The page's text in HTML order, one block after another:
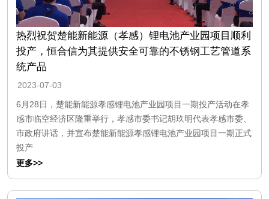
热烈祝贺楚能新能源（孝感）锂电池产业园项目顺利
投产，恒合信为其提供安全可靠的不锈钢工艺管道系
统产品
2023-07-03
6月28日，楚能新能源孝感锂电池产业园项目一期投产活动在孝
感市临空经济区隆重举行，孝感市委书记胡玖明代表孝感市委、
市政府讲话，并宣布楚能新能源孝感锂电池产业园项目一期正式
投产
更多>>